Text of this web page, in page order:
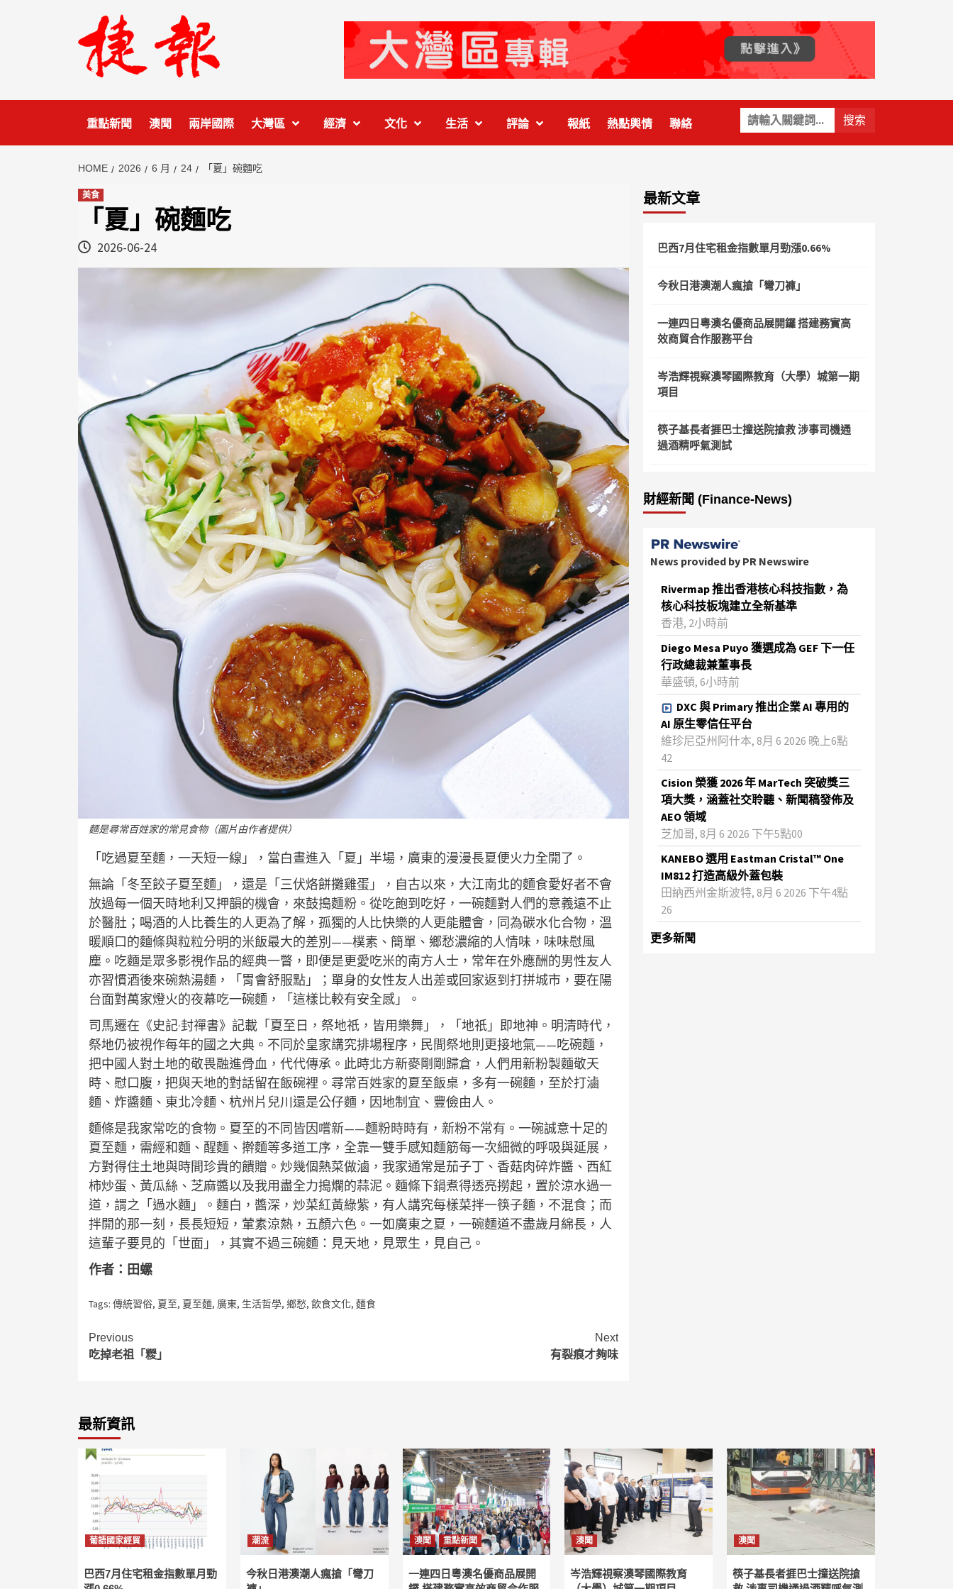
關
鍵
字:
重點新聞 澳聞 兩岸國際 大灣區 經濟 文化 生活 評論 報紙 熱點輿情 聯絡
HOME 2026 6 月 24 「夏」碗麵吃
美食
「夏」碗麵吃
2026-06-24
麵是尋常百姓家的常見食物（圖片由作者提供）
「吃過夏至麵，一天短一線」，當白晝進入「夏」半場，廣東的漫漫長夏便火力全開了。
無論「冬至餃子夏至麵」，還是「三伏烙餅攤雞蛋」，自古以來，大江南北的麵食愛好者不會
放過每一個天時地利又押韻的機會，來鼓搗麵粉。從吃飽到吃好，一碗麵對人們的意義遠不止
於醫肚；喝酒的人比養生的人更為了解，孤獨的人比快樂的人更能體會，同為碳水化合物，溫
暖順口的麵條與粒粒分明的米飯最大的差別——樸素、簡單、鄉愁濃縮的人情味，味味慰風
塵。吃麵是眾多影視作品的經典一瞥，即便是更愛吃米的南方人士，常年在外應酬的男性友人
亦習慣酒後來碗熱湯麵，「胃會舒服點」；單身的女性友人出差或回家返到打拼城市，要在陽
台面對萬家燈火的夜幕吃一碗麵，「這樣比較有安全感」。
司馬遷在《史記·封禪書》記載「夏至日，祭地祇，皆用樂舞」，「地祇」即地神。明清時代，
祭地仍被視作每年的國之大典。不同於皇家講究排場程序，民間祭地則更接地氣——吃碗麵，
把中國人對土地的敬畏融進骨血，代代傳承。此時北方新麥剛剛歸倉，人們用新粉製麵敬天
時、慰口腹，把與天地的對話留在飯碗裡。尋常百姓家的夏至飯桌，多有一碗麵，至於打滷
麵、炸醬麵、東北冷麵、杭州片兒川還是公仔麵，因地制宜、豐儉由人。
麵條是我家常吃的食物。夏至的不同皆因嚐新——麵粉時時有，新粉不常有。一碗誠意十足的
夏至麵，需經和麵、醒麵、擀麵等多道工序，全靠一雙手感知麵筋每一次細微的呼吸與延展，
方對得住土地與時間珍貴的饋贈。炒幾個熱菜做滷，我家通常是茄子丁、香菇肉碎炸醬、西紅
柿炒蛋、黃瓜絲、芝麻醬以及我用盡全力搗爛的蒜泥。麵條下鍋煮得透亮撈起，置於涼水過一
道，謂之「過水麵」。麵白，醬深，炒菜紅黃綠紫，有人講究每樣菜拌一筷子麵，不混食；而
拌開的那一刻，長長短短，葷素涼熱，五顏六色。一如廣東之夏，一碗麵道不盡歲月綿長，人
這輩子要見的「世面」，其實不過三碗麵：見天地，見眾生，見自己。
作者：田螺
Tags: 傳統習俗, 夏至, 夏至麵, 廣東, 生活哲學, 鄉愁, 飲食文化, 麵食
Continue
Reading
Previous
吃掉老祖「糉」
Next
有裂痕才夠味
最新文章
巴西7月住宅租金指數單月勁漲0.66%
今秋日港澳潮人瘋搶「彎刀褲」
一連四日粵澳名優商品展開鑼 搭建務實高
效商貿合作服務平台
岑浩輝視察澳琴國際教育（大學）城第一期
項目
筷子基長者捱巴士撞送院搶救 涉事司機通
過酒精呼氣測試
財經新聞 (Finance-News)
News provided by PR Newswire
Rivermap 推出香港核心科技指數，為
核心科技板塊建立全新基準
香港, 2小時前
Diego Mesa Puyo 獲選成為 GEF 下一任
行政總裁兼董事長
華盛頓, 6小時前
DXC 與 Primary 推出企業 AI 專用的
AI 原生零信任平台
維珍尼亞州阿什本, 8月 6 2026 晚上6點
42
Cision 榮獲 2026 年 MarTech 突破獎三
項大獎，涵蓋社交聆聽、新聞稿發佈及
AEO 領域
芝加哥, 8月 6 2026 下午5點00
KANEBO 選用 Eastman Cristal™ One
IM812 打造高級外蓋包裝
田納西州金斯波特, 8月 6 2026 下午4點
26
更多新聞
最新資訊
葡語國家經貿
巴西7月住宅租金指數單月勁
潮流
今秋日港澳潮人瘋搶「彎刀
澳聞 重點新聞
一連四日粵澳名優商品展開
澳聞
岑浩輝視察澳琴國際教育
澳聞
筷子基長者捱巴士撞送院搶